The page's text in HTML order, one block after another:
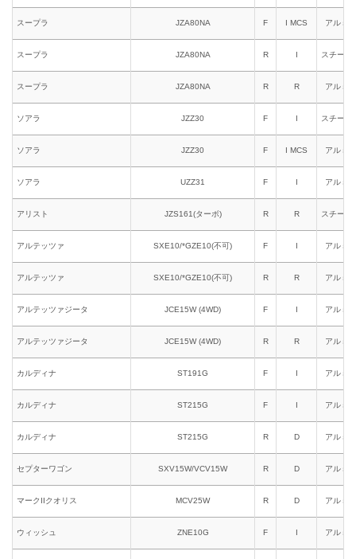
スープラ JZA80NA F I MCS アルミ
スープラ JZA80NA R I スチール
スープラ JZA80NA R R アルミ
ソアラ JZZ30 F I スチール
ソアラ JZZ30 F I MCS アルミ
ソアラ UZZ31 F I アルミ
アリスト JZS161(ターボ) R R スチール
アルテッツァ SXE10/*GZE10(不可) F I アルミ
アルテッツァ SXE10/*GZE10(不可) R R アルミ
アルテッツァジータ JCE15W (4WD) F I アルミ
アルテッツァジータ JCE15W (4WD) R R アルミ
カルディナ ST191G F I アルミ
カルディナ ST215G F I アルミ
カルディナ ST215G R D アルミ
セプターワゴン SXV15W/VCV15W R D アルミ
マークIIクオリス MCV25W R D アルミ
ウィッシュ ZNE10G F I アルミ